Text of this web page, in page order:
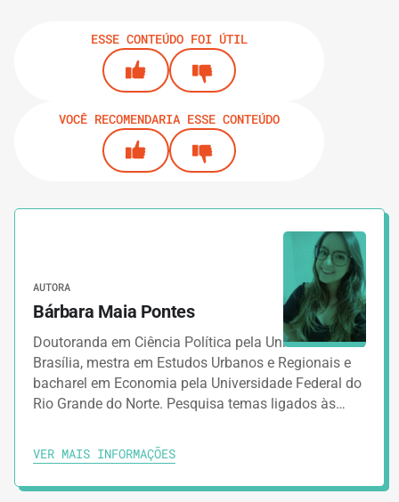
ESSE CONTEÚDO FOI ÚTIL
VOCÊ RECOMENDARIA ESSE CONTEÚDO
AUTORA
Bárbara Maia Pontes
Doutoranda em Ciência Política pela Universidade de
Brasília, mestra em Estudos Urbanos e Regionais e
bacharel em Economia pela Universidade Federal do
Rio Grande do Norte. Pesquisa temas ligados às…
VER MAIS INFORMAÇÕES